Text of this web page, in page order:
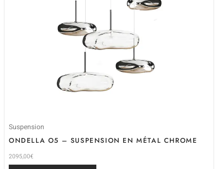
Suspension
ONDELLA O5 – SUSPENSION EN MÉTAL CHROME
2095,00€